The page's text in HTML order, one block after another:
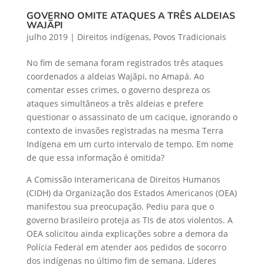
GOVERNO OMITE ATAQUES A TRÊS ALDEIAS
WAJÃPI
julho 2019| Direitos indígenas, Povos Tradicionais
No fim de semana foram registrados três ataques
coordenados a aldeias Wajãpi, no Amapá. Ao
comentar esses crimes, o governo despreza os
ataques simultâneos a três aldeias e prefere
questionar o assassinato de um cacique, ignorando o
contexto de invasões registradas na mesma Terra
Indígena em um curto intervalo de tempo. Em nome
de que essa informação é omitida?
A Comissão Interamericana de Direitos Humanos
(CIDH) da Organização dos Estados Americanos (OEA)
manifestou sua preocupação. Pediu para que o
governo brasileiro proteja as TIs de atos violentos. A
OEA solicitou ainda explicações sobre a demora da
Polícia Federal em atender aos pedidos de socorro
dos indígenas no último fim de semana. Líderes